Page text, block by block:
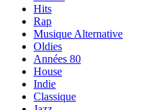
Hits
Rap
Musique Alternative
Oldies
Années 80
House
Indie
Classique